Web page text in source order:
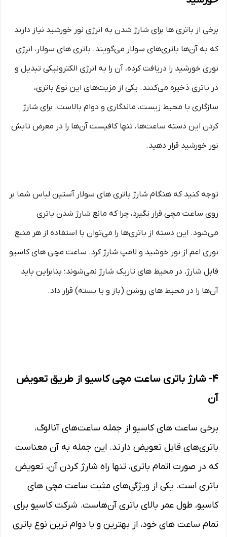
برخی از باتری‌ ها برای شارژ شدن به انرژی نور خورشید نیاز دارند
که به آن‌ها باتری‌های سولار می‌گویند. باتری‌ های سولار، انرژی
نوری خورشید را دریافت کرده، آن را به انرژی الکترونیکی تبدیل و
در باتری ذخیره می‌کنند. یکی از مزیت‌های این نوع باتری،
سازگاری با محیط زیست، ماندگاری و دوام بالاست. برای شارژ
کردن این دسته ساعت‌ها، تنها کافیست آن‌ها را در معرض تابش
نور خورشید قرار دهید‌.
توجه کنید که هنگام شارژ باتری‌ های سولار آستین لباس شما بر
روی ساعت مچی قرار نگیرد، چرا که مانع شارژ شدن باتری
می‌شود. این دسته از باتری‌ها را می‌توان با استفاده از هر منبع
نوری اعم از نور خوشید و لامپ شارژ کرد. ساعت مچی‌ های کاسیو
قابل شارژ، در محیط‌ های تاریک شارژ نمی‌شوند؛ بنابراین باید
آن‌ها را در محیط‌ های روشن (باز و یا بسته) قرار داد.
4- شارژ باتری ساعت مچی کاسیو از طریق تعویض
آن
برخی ساعت‌ های کاسیو از جمله ساعت‌های آنالوگ،
باتری‌های قابل تعویض دارند. این جمله به آن معناست
که در صورت اتمام باتری، تنها راه شارژ کردن آن، تعویض
باتری است. یکی از ویژگی‌های مثبت ساعت مچی‌ های
کاسیو، طول عمر بالای باتری آن‌هاست. شرکت کاسیو برای
تمام ساعت‌ های خود، از بهترین و با دوام ترین نوع باتری